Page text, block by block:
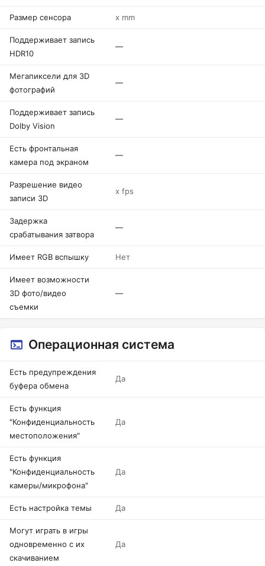
Размер сенсора x mm
Поддерживает запись
HDR10
—
Мегапиксели для 3D
фотографий
—
Поддерживает запись
Dolby Vision
—
Есть фронтальная
камера под экраном
—
Разрешение видео
записи 3D
x fps
Задержка
срабатывания затвора
—
Имеет RGB вспышку Нет
Имеет возможности
3D фото/видео
съемки
—
Операционная система
Есть предупреждения
буфера обмена
Да
Есть функция
"Конфиденциальность
местоположения"
Да
Есть функция
"Конфиденциальность
камеры/микрофона"
Да
Есть настройка темы Да
Могут играть в игры
одновременно с их
скачиванием
Да